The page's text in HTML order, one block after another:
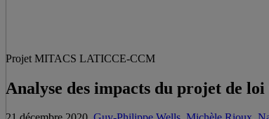
Projet MITACS LATICCE-CCM
Analyse des impacts du projet de